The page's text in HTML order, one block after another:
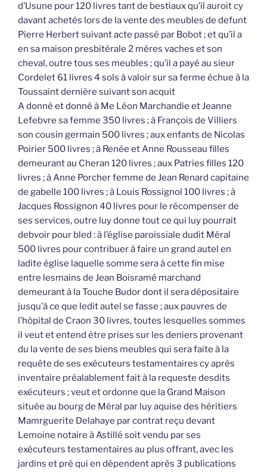
d’Usune pour 120 livres tant de bestiaux qu’il auroit cy
davant achetés lors de la vente des meubles de defunt
Pierre Herbert suivant acte passé par Bobot ; et qu’il a
en sa maison presbitérale 2 mères vaches et son
cheval, outre tous ses meubles ; qu’il a payé au sieur
Cordelet 61 livres 4 sols à valoir sur sa ferme échue à la
Toussaint dernière suivant son acquit
A donné et donné à Me Léon Marchandie et Jeanne
Lefebvre sa femme 350 livres ; à François de Villiers
son cousin germain 500 livres ; aux enfants de Nicolas
Poirier 500 livres ; à Renée et Anne Rousseau filles
demeurant au Cheran 120 livres ; aux Patries filles 120
livres ; à Anne Porcher femme de Jean Renard capitaine
de gabelle 100 livres ; à Louis Rossignol 100 livres ; à
Jacques Rossignon 40 livres pour le récompenser de
ses services, outre luy donne tout ce qui luy pourrait
debvoir pour bled : à l’église paroissiale dudit Méral
500 livres pour contribuer à faire un grand autel en
ladite église laquelle somme sera à cette fin mise
entre lesmains de Jean Boisramé marchand
demeurant à la Touche Budor dont il sera dépositaire
jusqu’à ce que ledit autel se fasse ; aux pauvres de
l’hôpital de Craon 30 livres, toutes lesquelles sommes
il veut et entend être prises sur les deniers provenant
du la vente de ses biens meubles qui sera faite à la
requête de ses exécuteurs testamentaires cy après
inventaire préalablement fait à la requeste desdits
exécuteurs ; veut et ordonne que la Grand Maison
située au bourg de Méral par luy aquise des héritiers
Mamrguerite Delahaye par contrat reçu devant
Lemoine notaire à Astillé soit vendu par ses
exécuteurs testamentaires au plus offrant, avec les
jardins et pré qui en dépendent après 3 publications